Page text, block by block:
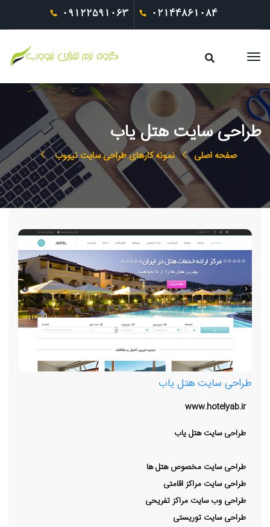
09122591063 02144861084
طراحی سایت هتل یاب
صفحه اصلی نمونه کارهای طراحی سایت نیووب
طراحی سایت هتل یاب
www.hotelyab.ir
طراحی سایت هتل یاب
طراحی سایت مخصوص هتل ها
طراحی سایت مراکز اقامتی
طراحی وب سایت مراکز تفریحی
طراحی سایت توریستی